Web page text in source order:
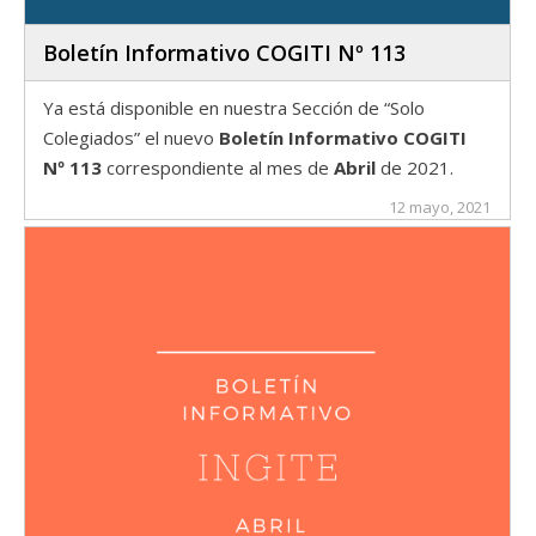
Boletín Informativo COGITI Nº 113
Ya está disponible en nuestra Sección de “Solo
Colegiados” el nuevo Boletín Informativo COGITI
Nº 113 correspondiente al mes de Abril de 2021.
12 mayo, 2021